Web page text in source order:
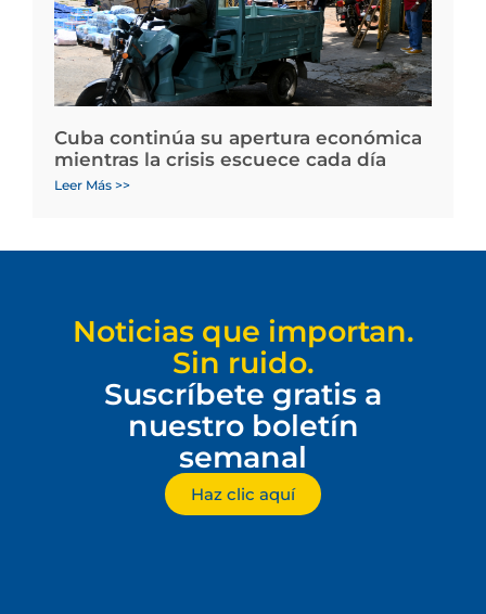
Cuba continúa su apertura económica
mientras la crisis escuece cada día
Leer Más >>
Noticias que importan.
Sin ruido.
Suscríbete gratis a
nuestro boletín
semanal
Haz clic aquí